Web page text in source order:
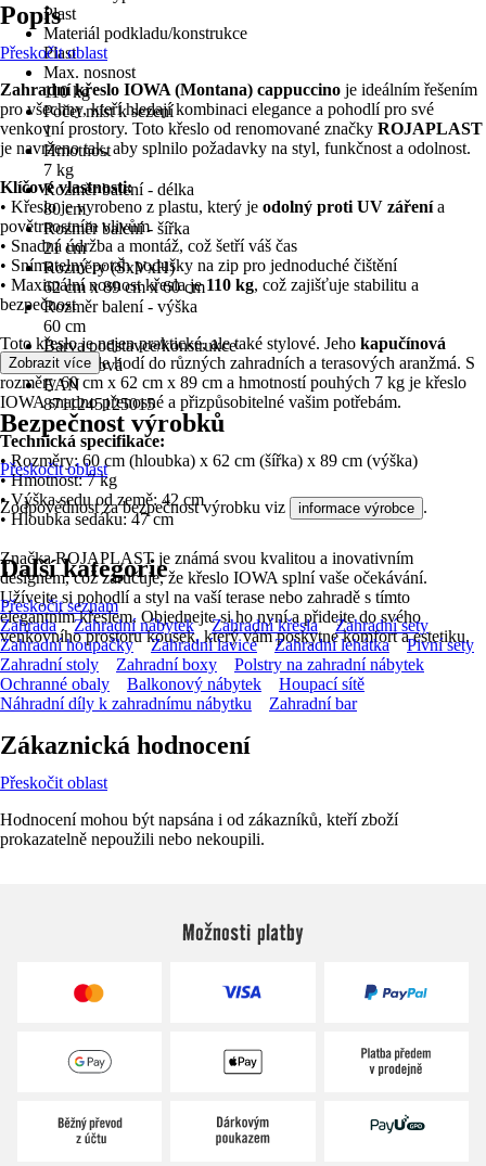
Plast
Materiál podkladu/konstrukce
Plast
Max. nosnost
110 kg
Počet míst k sezení
1
Hmotnost
7 kg
Rozměr balení - délka
80 cm
Rozměr balení - šířka
21 cm
Rozměry (ŠxVxH)
62 cm x 89 cm x 60 cm
Rozměr balení - výška
60 cm
Barva podstavce/konstrukce
kapučínová
EAN
8711245125015
Popis
Přeskočit oblast
Zahradní křeslo IOWA (Montana) cappuccino je ideálním řešením
pro všechny, kteří hledají kombinaci elegance a pohodlí pro své
venkovní prostory. Toto křeslo od renomované značky ROJAPLAST
je navrženo tak, aby splnilo požadavky na styl, funkčnost a odolnost.
Klíčové vlastnosti:
• Křeslo je vyrobeno z plastu, který je odolný proti UV zářenía
povětrnostním vlivům
• Snadná údržba a montáž, což šetří váš čas
• Snímatelný potah podušky na zip pro jednoduché čištění
• Maximální nosnost křesla je110 kg, což zajišťuje stabilitu a
bezpečnost
Toto křeslo je nejen praktické, ale také stylové. Jeho kapučínová
barvase skvěle hodí do různých zahradních a terasových aranžmá. S
rozměry 60 cm x 62 cm x 89 cm a hmotností pouhých 7 kg je křeslo
IOWA snadno přenosné a přizpůsobitelné vašim potřebám.
Technická specifikace:
• Rozměry: 60 cm (hloubka) x 62 cm (šířka) x 89 cm (výška)
• Hmotnost: 7 kg
• Výška sedu od země: 42 cm
• Hloubka sedáku: 47 cm
Značka ROJAPLAST je známá svou kvalitou a inovativním
designem, což zaručuje, že křeslo IOWA splní vaše očekávání.
Užívejte si pohodlí a styl na vaší terase nebo zahradě s tímto
elegantním křeslem. Objednejte si ho nyní a přidejte do svého
venkovního prostoru kousek, který vám poskytne komfort a estetiku.
Zobrazit více
Bezpečnost výrobků
Přeskočit oblast
Zodpovědnost za bezpečnost výrobku viz informace výrobce .
Další kategorie
Přeskočit seznam
Zahrada
Zahradní nábytek Zahradní křesla
Zahradní sety
Zahradní houpačky
Zahradní lavice Zahradní lehátka
Pivní sety
Zahradní stoly
Zahradní boxy
Polstry na zahradní nábytek
Ochranné obaly
Balkonový nábytek
Houpací sítě
Náhradní díly k zahradnímu nábytku
Zahradní bar
Zákaznická hodnocení
Přeskočit oblast
Hodnocení mohou být napsána i od zákazníků, kteří zboží
prokazatelně nepoužili nebo nekoupili.
Možnosti platby